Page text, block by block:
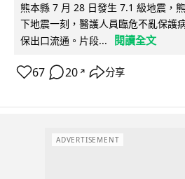
熊本縣 7 月 28 日發生 7.1 級地震，
下地震一刻，醫護人員臨危不亂保護
保出口流通。片段...
閱讀全文
67 20 ↗ 分享
ADVERTISEMENT